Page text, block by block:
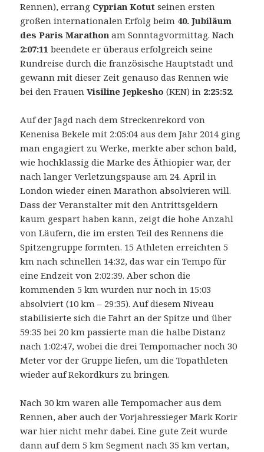
Rennen), errang Cyprian Kotut seinen ersten
großen internationalen Erfolg beim 40. Jubiläum
des Paris Marathon am Sonntagvormittag. Nach
2:07:11 beendete er überaus erfolgreich seine
Rundreise durch die französische Hauptstadt und
gewann mit dieser Zeit genauso das Rennen wie
bei den FrauenVisiline Jepkesho (KEN) in 2:25:52.
Auf der Jagd nach dem Streckenrekord von
Kenenisa Bekele mit 2:05:04 aus dem Jahr 2014 ging
man engagiert zu Werke, merkte aber schon bald,
wie hochklassig die Marke des Äthiopier war, der
nach langer Verletzungspause am 24. April in
London wieder einen Marathon absolvieren will.
Dass der Veranstalter mit den Antrittsgeldern
kaum gespart haben kann, zeigt die hohe Anzahl
von Läufern, die im ersten Teil des Rennens die
Spitzengruppe formten. 15 Athleten erreichten 5
km nach schnellen 14:32, das war ein Tempo für
eine Endzeit von 2:02:39. Aber schon die
kommenden 5 km wurden nur noch in 15:03
absolviert (10 km – 29:35). Auf diesem Niveau
stabilisierte sich die Fahrt an der Spitze und über
59:35 bei 20 km passierte man die halbe Distanz
nach 1:02:47, wobei die drei Tempomacher noch 30
Meter vor der Gruppe liefen, um die Topathleten
wieder auf Rekordkurs zu bringen.
Nach 30 km waren alle Tempomacher aus dem
Rennen, aber auch der Vorjahressieger Mark Korir
war hier nicht mehr dabei. Eine gute Zeit wurde
dann auf dem 5 km Segment nach 35 km vertan,